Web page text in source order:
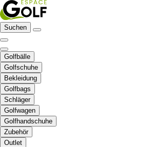
Suchen
Golfbälle
Golfschuhe
Bekleidung
Golfbags
Schläger
Golfwagen
Golfhandschuhe
Zubehör
Outlet